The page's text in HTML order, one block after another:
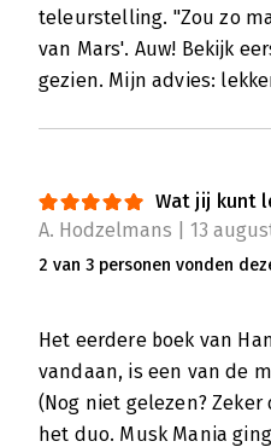
teleurstelling. "Zou zo
van Mars'. Auw! Bekijk
gezien. Mijn advies:
Wat jij kunt
A. Hodzelmans | 13
2 van 3 personen vonden
Het eerdere boek van
vandaan, is een van de
(Nog niet gelezen?
het duo. Musk Mania